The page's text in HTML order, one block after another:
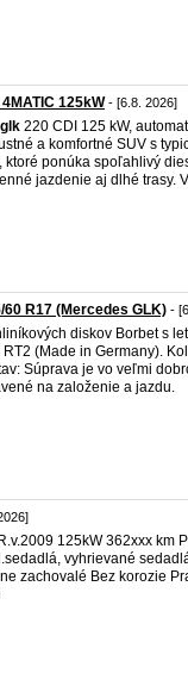
125kW- [6.8. 2026]
glk 220 CDI 125 kW,
a komfortné SUV s
ktoré ponúka spoľahlivý
jazdenie aj dlhé trasy.
R17 (Mercedes GLK) -
diskov Borbet s
(Made in Germany).
Súprava je vo veľmi
na založenie a jazdu.
125kW 362xxx km
vyhrievané
zachovalé Bez korozie